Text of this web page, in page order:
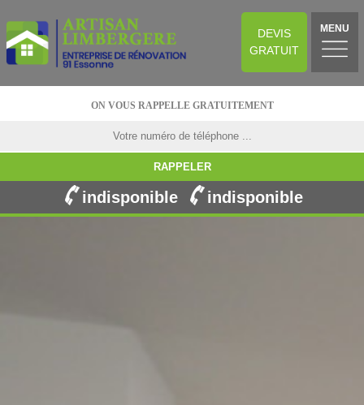
DEVIS
GRATUIT
MENU
ON VOUS RAPPELLE GRATUITEMENT
indisponible indisponible